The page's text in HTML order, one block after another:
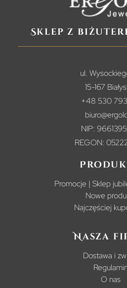
Sklep z
ul.
15-167
+48 530 793
NIP:
REGON:
Promocje | Sklep
Nowe
Najczęściej
Nasza
Dostawa i
O nas